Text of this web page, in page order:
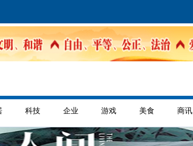
科技 企业 游戏 美食 商讯